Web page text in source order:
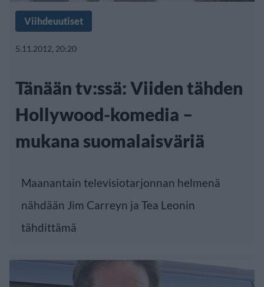
Viihdeuutiset
5.11.2012, 20:20
Tänään tv:ssä: Viiden tähden
Hollywood-komedia –
mukana suomalaisväriä
Maanantain televisiotarjonnan helmenä
nähdään Jim Carreyn ja Tea Leonin
tähdittämä